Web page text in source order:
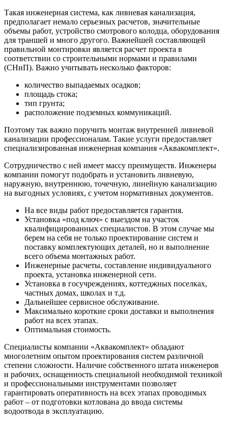
Такая инженерная система, как ливневая канализация,
предполагает немало серьезных расчетов, значительные
объемы работ, устройство смотрового колодца, оборудования
для траншей и много другого. Важнейшей составляющей
правильной монтировки является расчет проекта в
соответствии со строительными нормами и правилами
(СНиП). Важно учитывать несколько факторов:
количество выпадаемых осадков;
площадь стока;
тип грунта;
расположение подземных коммуникаций.
Поэтому так важно поручить монтаж внутренней ливневой
канализации профессионалам. Такие услуги предоставляет
специализированная инженерная компания «Аквакомплект».
Сотрудничество с ней имеет массу преимуществ. Инженеры
компании помогут подобрать и установить ливневую,
наружную, внутреннюю, точечную, линейную канализацию
на выгодных условиях, с учетом нормативных документов.
На все виды работ предоставляется гарантия.
Установка «под ключ» с выездом на участок
квалифицированных специалистов. В этом случае мы
берем на себя не только проектирование систем и
поставку комплектующих деталей, но и выполнение
всего объема монтажных работ.
Инженерные расчеты, составление индивидуального
проекта, установка инженерной сети.
Установка в госучреждениях, коттеджных поселках,
частных домах, школах и т.д.
Дальнейшее сервисное обслуживание.
Максимально короткие сроки доставки и выполнения
работ на всех этапах.
Оптимальная стоимость.
Специалисты компании «Аквакомплект» обладают
многолетним опытом проектирования систем различной
степени сложности. Наличие собственного штата инженеров
и рабочих, оснащенность специальной необходимой техникой
и профессиональными инструментами позволяет
гарантировать оперативность на всех этапах проводимых
работ – от подготовки котлована до ввода системы
водоотвода в эксплуатацию.